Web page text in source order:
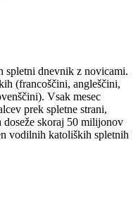
spletni dnevnik z novicami.
(francoščini, angleščini,
Vsak mesec
prek spletne strani,
skoraj 50 milijonov
vodilnih katoliških spletnih